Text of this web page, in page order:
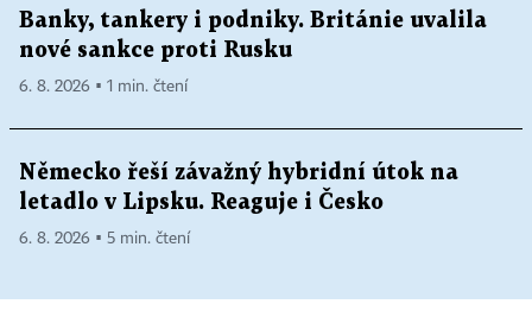
Banky, tankery i podniky. Británie uvalila
nové sankce proti Rusku
6. 8. 2026 ▪ 1 min. čtení
Německo řeší závažný hybridní útok na
letadlo v Lipsku. Reaguje i Česko
6. 8. 2026 ▪ 5 min. čtení